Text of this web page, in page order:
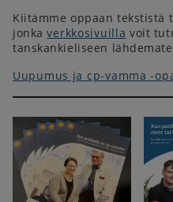
Kiitämme oppaan tekstistä
jonkaverkkosivuilla voit
tanskankieliseen
Uupumus ja cp-vamma -